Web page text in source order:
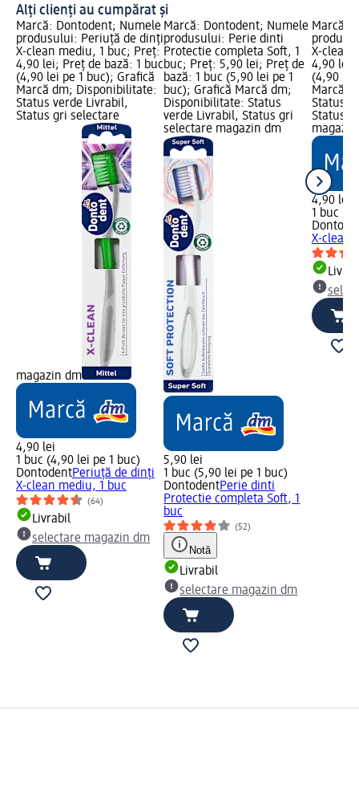
Alți clienți au cumpărat și
Marcă: Dontodent; Numele
produsului: Periuță de dinți
X-clean mediu, 1 buc; Preț:
4,90 lei; Preț de bază: 1 buc
(4,90 lei pe 1 buc); Grafică
Marcă dm; Disponibilitate:
Status verde Livrabil,
Status gri selectare
magazin dm
4,90 lei
1 buc (4,90 lei pe 1 buc)
DontodentPeriuță de dinți
X-clean mediu, 1 buc
(64)
Livrabil
selectare magazin dm
Marcă: Dontodent; Numele
produsului: Perie dinti
Protectie completa Soft, 1
buc; Preț: 5,90 lei; Preț de
bază: 1 buc (5,90 lei pe 1
buc); Grafică Marcă dm;
Disponibilitate: Status
verde Livrabil, Status gri
selectare magazin dm
5,90 lei
1 buc (5,90 lei pe 1 buc)
DontodentPerie dinti
Protectie completa Soft, 1
buc
(52)
Notă
Livrabil
selectare magazin dm
Marcă:
X-clean,
4,90 lei;
(4,90 lei
Marcă
Status
Status
4,90 lei
1 buc
X-clean,